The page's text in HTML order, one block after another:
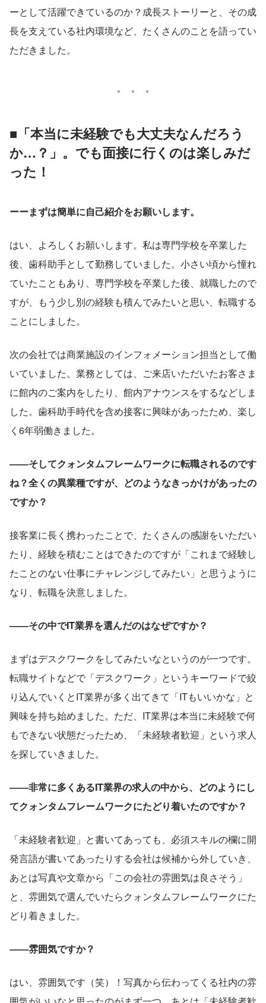
ーとして活躍できているのか？成長ストーリーと、その成
長を支えている社内環境など、たくさんのことを語ってい
ただきました。
■「本当に未経験でも大丈夫なんだろう
か…？」。でも面接に行くのは楽しみだ
った！
ーーまずは簡単に自己紹介をお願いします。
はい、よろしくお願いします。私は専門学校を卒業した
後、歯科助手として勤務していました。小さい頃から憧れ
ていたこともあり、専門学校を卒業した後、就職したので
すが、もう少し別の経験も積んでみたいと思い、転職する
ことにしました。
次の会社では商業施設のインフォメーション担当として働
いていました。業務としては、ご来店いただいたお客さま
に館内のご案内をしたり、館内アナウンスをするなどしま
した。歯科助手時代を含め接客に興味があったため、楽し
く6年弱働きました。
――そしてクォンタムフレームワークに転職されるのです
ね？全くの異業種ですが、どのようなきっかけがあったの
ですか？
接客業に長く携わったことで、たくさんの感謝をいただい
たり、経験を積むことはできたのですが「これまで経験し
たことのない仕事にチャレンジしてみたい」と思うように
なり、転職を決意しました。
――その中でIT業界を選んだのはなぜですか？
まずはデスクワークをしてみたいなというのが一つです。
転職サイトなどで「デスクワーク」というキーワードで絞
り込んでいくとIT業界が多く出てきて「ITもいいかな」と
興味を持ち始めました。ただ、IT業界は本当に未経験で何
もできない状態だったため、「未経験者歓迎」という求人
を探していきました。
――非常に多くあるIT業界の求人の中から、どのようにし
てクォンタムフレームワークにたどり着いたのですか？
「未経験者歓迎」と書いてあっても、必須スキルの欄に開
発言語が書いてあったりする会社は候補から外していき、
あとは写真や文章から「この会社の雰囲気は良さそう」
と、雰囲気で選んでいたらクォンタムフレームワークにた
どり着きました。
――雰囲気ですか？
はい、雰囲気です（笑）！写真から伝わってくる社内の雰